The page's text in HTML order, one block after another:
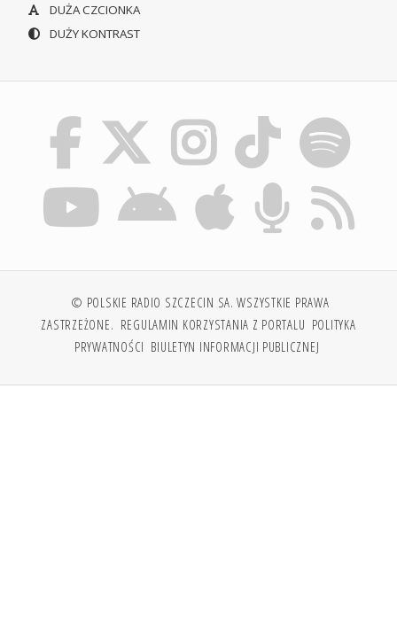
DUŻA CZCIONKA
DUŻY KONTRAST
© POLSKIE RADIO SZCZECIN SA. WSZYSTKIE PRAWA
ZASTRZEŻONE. REGULAMIN KORZYSTANIA Z PORTALU POLITYKA
PRYWATNOŚCI BIULETYN INFORMACJI PUBLICZNEJ